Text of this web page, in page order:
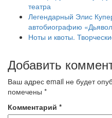
театра
Легендарный Элис
автобиографию
Ноты и квоты.
Добавить
Ваш адрес email не будет
помечены *
Комментарий *